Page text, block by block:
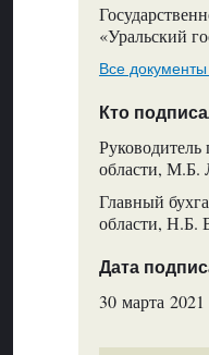
«Уральский
Все документы
Кто
Руководитель
области, М.Б.
Главный
области, Н.Б.
Дата
30 марта 2021